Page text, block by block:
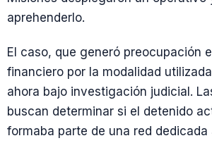
aprehenderlo.
El caso, que generó preocupación
financiero por la modalidad
ahora bajo investigación judicial.
buscan determinar si el detenido
formaba parte de una red dedicada